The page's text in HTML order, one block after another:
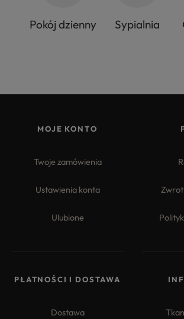
Pokój dzienny Sypialnia
MOJE KONTO
Twoje zamówienia
Ustawienia konta
Ulubione
PŁATNOŚCI I DOSTAWA
Dostawa